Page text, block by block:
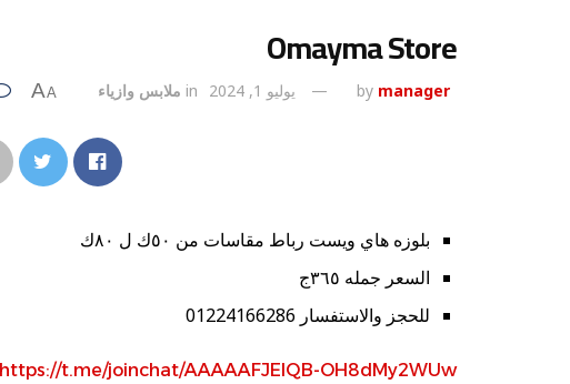
Omayma Store
by manager يوليو 1, 2024 in ملابس وازياء A
A
بلوزه هاي ويست رباط مقاسات من ٥٠ك ل ٨٠ك
السعر جمله ٣٦٥ج
للحجز والاستفسار 01224166286
https://t.me/joinchat/AAAAAFJElQB-OH8dMy2WUw